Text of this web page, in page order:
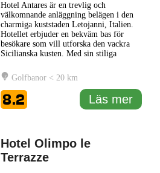
Hotel Antares är en trevlig och
välkomnande anläggning belägen i den
charmiga kuststaden Letojanni, Italien.
Hotellet erbjuder en bekväm bas för
besökare som vill utforska den vackra
Sicilianska kusten. Med sin stiliga
Antares en perfekt plats för både
familjer och par. Hotellet har en rad
bekväma rum, var och en med moderna
bekvämligheter och en stilren
inredning.
Golfbanor < 20 km
8.2 Läs mer
Hotel Olimpo le
Terrazze